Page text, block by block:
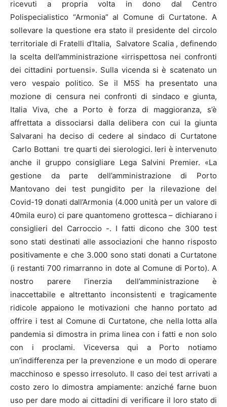
ricevuti a propria volta in dono dal Centro
Polispecialistico “Armonia” al Comune di Curtatone. A
sollevare la questione era stato il presidente del circolo
territoriale di Fratelli d’Italia, Salvatore Scalia , definendo
la scelta dell’amministrazione «irrispettosa nei confronti
dei cittadini portuensi». Sulla vicenda si è scatenato un
vero vespaio politico. Se il M5S ha presentato una
mozione di censura nei confronti di sindaco e giunta,
Italia Viva, che a Porto è forza di maggioranza, s’è
affrettata a dissociarsi dalla delibera con cui la giunta
Salvarani ha deciso di cedere al sindaco di Curtatone
Carlo Bottani tre quarti dei sierologici. Ieri è intervenuto
anche il gruppo consigliare Lega Salvini Premier. «La
gestione da parte dell’amministrazione di Porto
Mantovano dei test pungidito per la rilevazione del
Covid-19 donati dall’Armonia (4.000 unità per un valore di
40mila euro) ci pare quantomeno grottesca – dichiarano i
consiglieri del Carroccio -. I fatti dicono che 300 test
sono stati destinati alle associazioni che hanno risposto
positivamente e che 3.000 sono stati donati a Curtatone
(i restanti 700 rimarranno in dote al Comune di Porto). A
nostro parere l’inerzia dell’amministrazione è
inaccettabile e altrettanto inconsistenti e tragicamente
ridicole appaiono le motivazioni che hanno portato ad
offrire i test al Comune di Curtatone, che nella lotta alla
pandemia si dimostra in prima linea con i fatti e non solo
con i proclami. Viceversa qui a Porto notiamo
un’indifferenza per la prevenzione e un modo di operare
macchinoso e spesso irresoluto. Il caso dei test arrivati a
costo zero lo dimostra ampiamente: anziché farne buon
uso per dare modo ai cittadini di verificare il loro stato di